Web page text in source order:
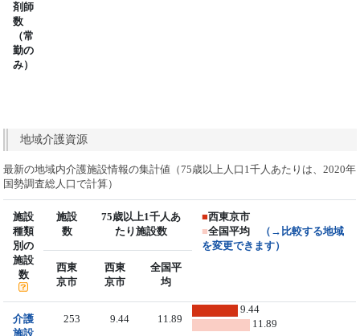
剤師
数
（常
勤の
み）
地域介護資源
最新の地域内介護施設情報の集計値（75歳以上人口1千人あたりは、2020年
国勢調査総人口で計算）
施設
種類
別の
施設
数
施設
数
75歳以上1千人あ
たり施設数
■西東京市
■全国平均
（→比較する地域
を変更できます）
西東
京市
西東
京市
全国平
均
介護
施設
253 9.44 11.89
9.44
11.89